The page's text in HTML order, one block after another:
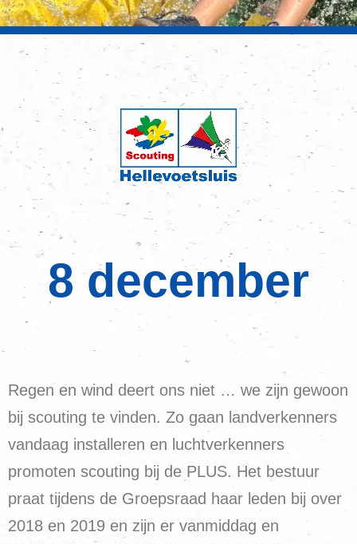
8 december
Regen en wind deert ons niet … we zijn gewoon
bij scouting te vinden. Zo gaan landverkenners
vandaag installeren en luchtverkenners
promoten scouting bij de PLUS. Het bestuur
praat tijdens de Groepsraad haar leden bij over
2018 en 2019 en zijn er vanmiddag en